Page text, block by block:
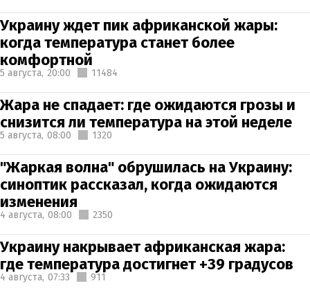
Украину ждет пик африканской жары:
когда температура станет более
комфортной
5 августа, 20:00 11484
Жара не спадает: где ожидаются грозы и
снизится ли температура на этой неделе
5 августа, 08:00 1320
"Жаркая волна" обрушилась на Украину:
синоптик рассказал, когда ожидаются
изменения
4 августа, 08:00 2350
Украину накрывает африканская жара:
где температура достигнет +39 градусов
4 августа, 07:33 911